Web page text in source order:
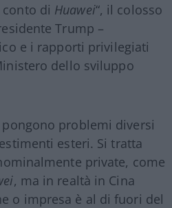
di Huawei“, il colosso
Trump –
e i rapporti privilegiati
dello sviluppo
problemi diversi
esteri. Si tratta
private, come
, ma in realtà in Cina
o impresa è al di fuori del